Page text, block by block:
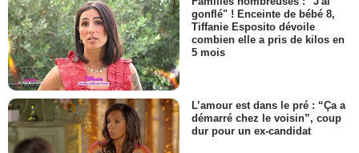
gonflé" ! Enceinte de bébé 8,
Tiffanie Esposito dévoile
combien elle a pris de kilos en
5 mois
L’amour est dans le pré : “Ça a
démarré chez le voisin”, coup
dur pour un ex-candidat